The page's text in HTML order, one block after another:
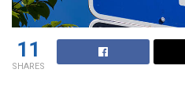
11
SHARES